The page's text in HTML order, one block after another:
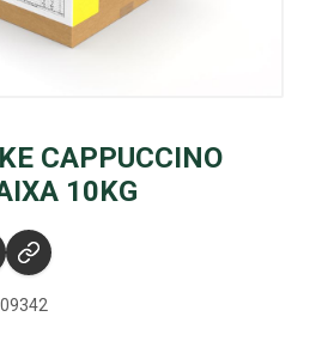
CAPPUCCINO
10KG